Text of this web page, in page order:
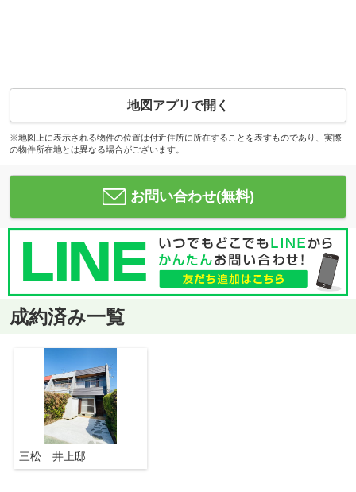
地図アプリで開く
※地図上に表示される物件の位置は付近住所に所在することを表すものであり、実際
の物件所在地とは異なる場合がございます。
お問い合わせ(無料)
成約済み一覧
三松 井上邸